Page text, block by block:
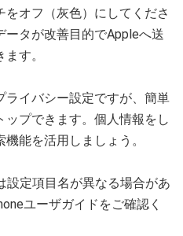
オフ（灰色）にしてくださ
ータが改善目的でAppleへ送
す。
ライバシー設定ですが、簡単
プできます。個人情報をし
能を活用しましょう。
設定項目名が異なる場合があ
ユーザガイドをご確認く